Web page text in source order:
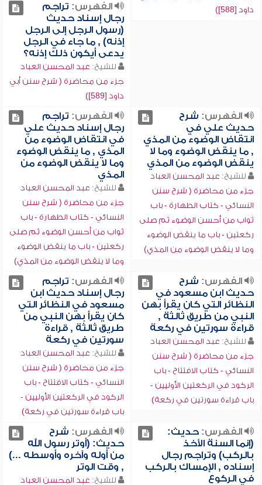
داود [588])
الفهرس: تراجم
رجال إسناد حديث
(رسول الرجل إلى الرجل
إذنه) , ما جاء في الرجل
يدعى أيكون ذلك إذنه؟
للشيخ: عبد المحسن العباد
جزء من محاضرة ( شرح سنن أبي
داود [589])
الفهرس: شرح
حديث علي في
انتقاض الوضوء من المذي
, ما ينقض الوضوء وما لا
ينقض الوضوء من المذي
للشيخ: عبد المحسن العباد
جزء من محاضرة ( شرح سنن
النسائي - كتاب الطهارة - باب
ثواب من أحسن الوضوء ثم صلى
ركعتين - باب ما ينقض الوضوء
وما لا ينقض الوضوء من المذي)
الفهرس: تراجم
رجال إسناد حديث علي
في انتقاض الوضوء من
المذي , ما ينقض الوضوء
وما لا ينقض الوضوء من
المذي
للشيخ: عبد المحسن العباد
جزء من محاضرة ( شرح سنن
النسائي - كتاب الطهارة - باب
ثواب من أحسن الوضوء ثم صلى
ركعتين - باب ما ينقض الوضوء
وما لا ينقض الوضوء من المذي)
الفهرس: شرح
حديث ابن مسعود في
النظائر التي كان يقرأ بهن
النبي من طريق ثالثة ,
قراءة سورتين في ركعة
للشيخ: عبد المحسن العباد
جزء من محاضرة ( شرح سنن
النسائي - كتاب الافتتاح - باب
الركود في الركعتين الأوليين -
باب قراءة سورتين في ركعة)
الفهرس: تراجم
رجال إسناد حديث ابن
مسعود في النظائر التي
كان يقرأ بهن النبي من
طريق ثالثة , قراءة
سورتين في ركعة
للشيخ: عبد المحسن العباد
جزء من محاضرة ( شرح سنن
النسائي - كتاب الافتتاح - باب
الركود في الركعتين الأوليين -
باب قراءة سورتين في ركعة)
الفهرس:حديث:
(إنما السنة الأخذ
بالركب) وتراجم رجال
إسناده , الإمساك بالركب
في الركوع
الفهرس: شرح
حديث: (أوتر رسول الله
من أوله وآخره وأوسطه ...)
, وقت الوتر
للشيخ: عبد المحسن العباد